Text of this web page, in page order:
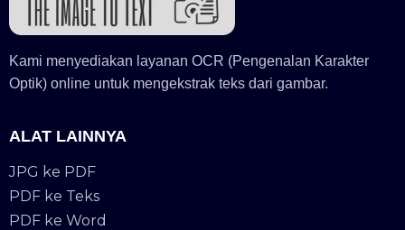
Kami menyediakan layanan OCR (Pengenalan Karakter
Optik) online untuk mengekstrak teks dari gambar.
ALAT LAINNYA
JPG ke PDF
PDF ke Teks
PDF ke Word